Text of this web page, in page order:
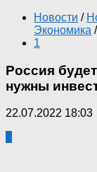
Новости /
Экономика /
1
Россия
нужны
22.07.2022 18:03